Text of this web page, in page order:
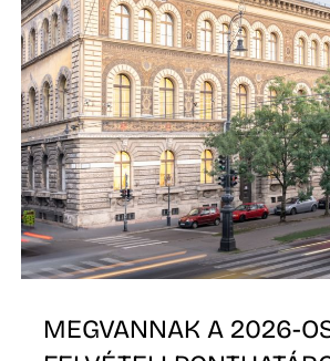
MEGVANNAK A 2026-